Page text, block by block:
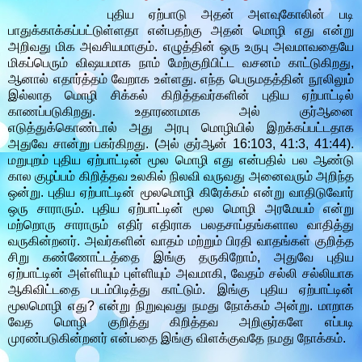
புதிய ஏற்பாடு அதன் அளவுகோலின் படி
பாதுக்காக்கப்பட்டுள்ளதா என்பதற்கு அதன் மொழி எது என்று
அறிவது மிக அவசியமாகும். எழுத்தின் ஒரு உருபு அவமாவதையே
மிகப்பெரும் விஷயமாக நாம் மேற்குறிபிட்ட வசனம் காட்டுகிறது,
ஆனால் எதார்த்தம் வேறாக உள்ளது. எந்த பெருமதத்தின் நூலிலும்
இல்லாத மொழி சிக்கல் கிறித்தவர்களின் புதிய ஏற்பாட்டில்
காணப்படுகிறது. உதாரணமாக அல் குர்ஆனை
எடுத்துக்கொண்டால் அது அரபு மொழியில் இறக்கப்பட்டதாக
அதுவே சான்று பகர்கிறது. (அல் குர்ஆன் 16:103, 41:3, 41:44).
மறுபுறம் புதிய ஏற்பாட்டின் மூல மொழி எது என்பதில் பல ஆண்டு
கால குழப்பம் கிறித்தவ உலகில் நிலவி வருவது அனைவரும் அறிந்த
ஒன்று. புதிய ஏற்பாட்டின் மூலமொழி கிரேக்கம் என்று வாதிடுவோர்
ஒரு சாராரும். புதிய ஏற்பாட்டின் மூல மொழி அரமேயம் என்று
மற்றொரு சாராரும் எதிர் எதிராக பலதசாப்தங்களால வாதித்து
வருகின்றனர். அவர்களின் வாதம் மற்றும் பிரதி வாதங்கள் குறித்த
சிறு கண்ணோட்டத்தை இங்கு தருகிறோம், அதுவே புதிய
ஏற்பாட்டின் அள்ளியும் புள்ளியும் அவமாகி, வேதம் சல்லி சல்லியாக
ஆகிவிட்டதை படம்பிடித்து காட்டும். இங்கு புதிய ஏற்பாட்டின்
மூலமொழி எது? என்று நிறுவுவது நமது நோக்கம் அன்று. மாறாக
வேத மொழி குறித்து கிறித்தவ அறிஞர்களே எப்படி
முரண்படுகின்றனர் என்பதை இங்கு விளக்குவதே நமது நோக்கம்.